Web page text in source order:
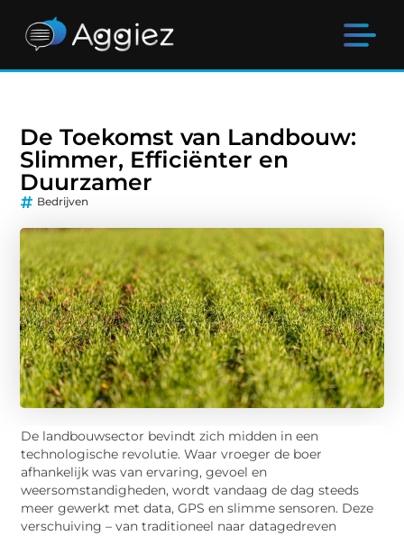
De Toekomst van Landbouw:
Slimmer, Efficiënter en
Duurzamer
Bedrijven
De landbouwsector bevindt zich midden in een
technologische revolutie. Waar vroeger de boer
afhankelijk was van ervaring, gevoel en
weersomstandigheden, wordt vandaag de dag steeds
meer gewerkt met data, GPS en slimme sensoren. Deze
verschuiving – van traditioneel naar datagedreven